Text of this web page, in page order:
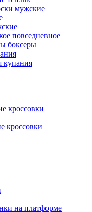
мужские
повседневное
боксеры
кроссовки
кроссовки
на платформе